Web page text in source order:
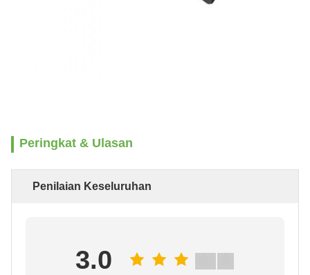
Peringkat & Ulasan
Penilaian Keseluruhan
3.0